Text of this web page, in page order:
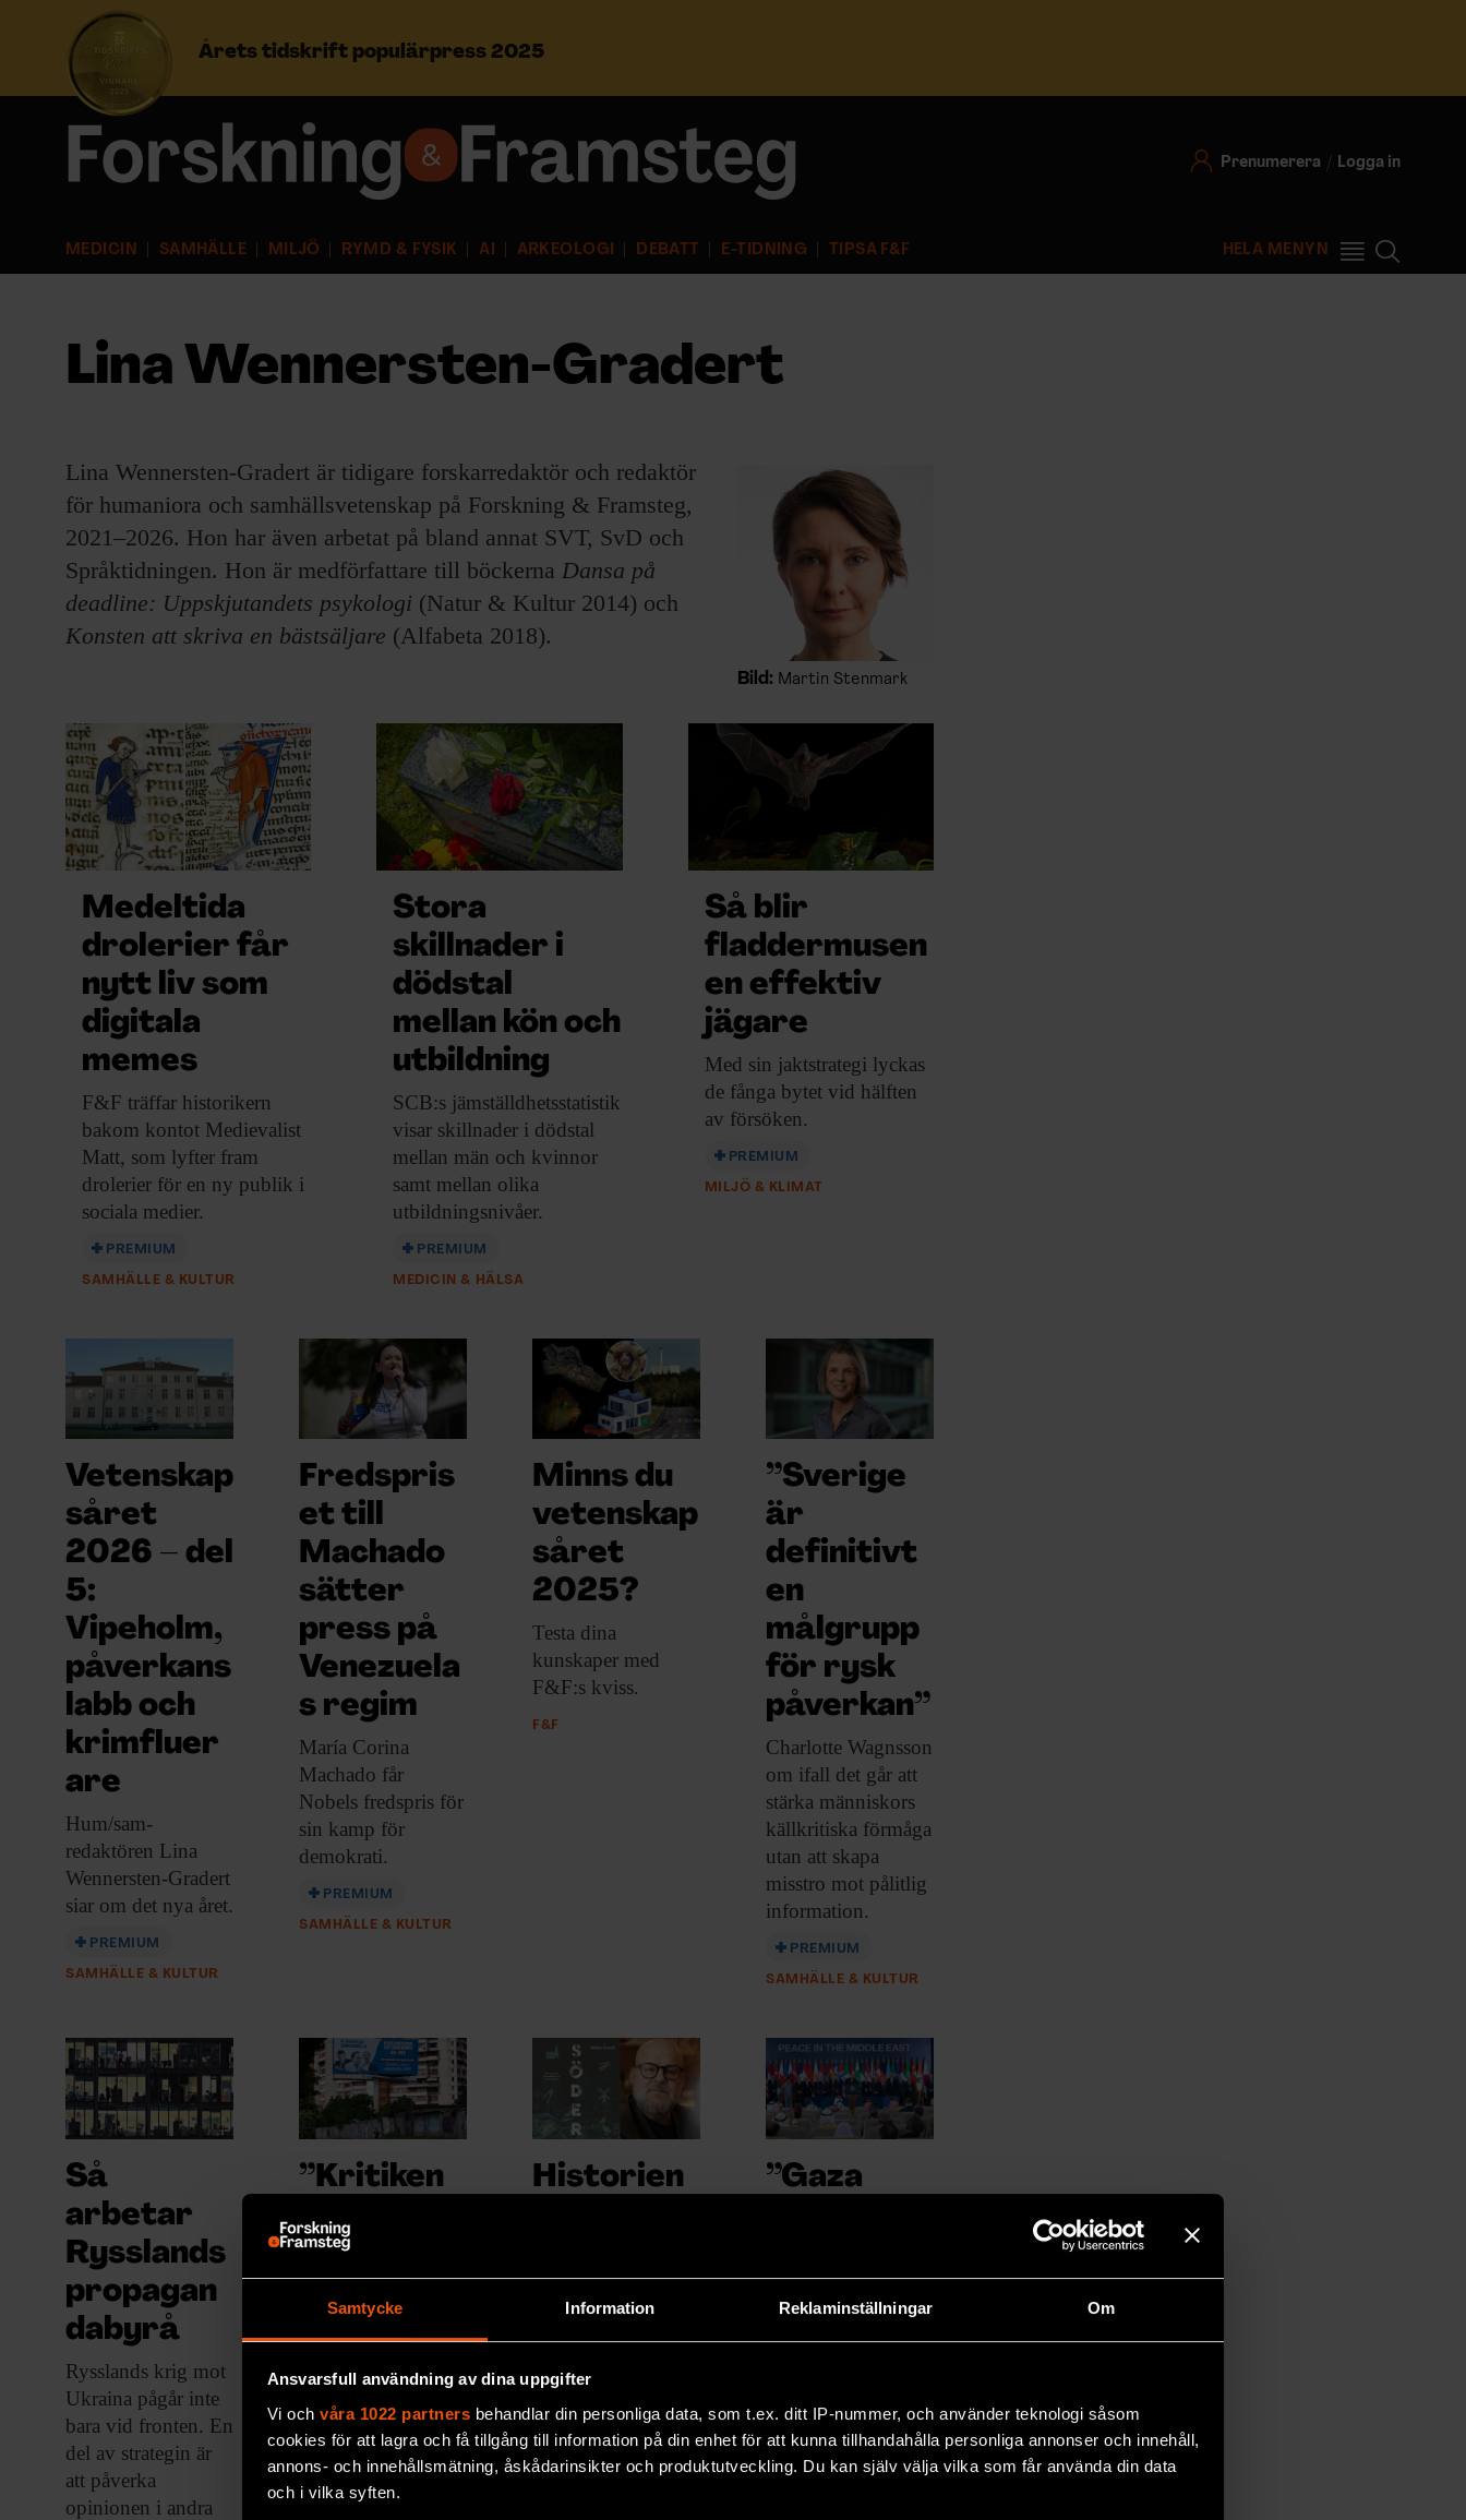
Samtycke Information Reklaminställningar Om
Ansvarsfull användning av dina uppgifter
Vi och våra 1022 partners behandlar din personliga data, som t.ex. ditt IP-nummer, och använder teknologi såsom
cookies för att lagra och få tillgång till information på din enhet för att kunna tillhandahålla personliga annonser och innehåll,
annons- och innehållsmätning, åskådarinsikter och produktutveckling. Du kan själv välja vilka som får använda din data
och i vilka syften.
Årets tidskrift populärpress 2025
Prenumerera Logga in
MEDICIN SAMHÄLLE MILJÖ RYMD & FYSIK AI ARKEOLOGI DEBATT E-TIDNING TIPSA F&F HELA MENYN
r
Prenumerera
NYHETSBREV
ARKIV & E-TIDNING
EVENEMANG & RESOR
SHOP
KONTAKTA F&F
PRENUMERERA PÅ F&F
ANNONSERA I F&F
OM F&F
Lina Wennersten-Gradert
Bild: Martin Stenmark
Lina Wennersten-Gradert är tidigare forskarredaktör och redaktör
för humaniora och samhällsvetenskap på Forskning & Framsteg,
2021–2026. Hon har även arbetat på bland annat SVT, SvD och
Språktidningen. Hon är medförfattare till böckerna Dansa på
deadline: Uppskjutandets psykologi (Natur & Kultur 2014) och
Konsten att skriva en bästsäljare (Alfabeta 2018).
Medeltida
drolerier får
nytt liv som
digitala
memes
F&F träffar historikern
bakom kontot Medievalist
Matt, som lyfter fram
drolerier för en ny publik i
sociala medier.
PREMIUM
SAMHÄLLE & KULTUR
Stora
skillnader i
dödstal
mellan kön och
utbildning
SCB:s jämställdhetsstatistik
visar skillnader i dödstal
mellan män och kvinnor
samt mellan olika
utbildningsnivåer.
PREMIUM
MEDICIN & HÄLSA
Så blir
fladdermusen
en effektiv
jägare
Med sin jaktstrategi lyckas
de fånga bytet vid hälften
av försöken.
PREMIUM
MILJÖ & KLIMAT
Vetenskap
såret
2026 – del
5:
Vipeholm,
påverkans
labb och
krimfluer
are
Hum/sam-
redaktören Lina
Wennersten-Gradert
siar om det nya året.
PREMIUM
SAMHÄLLE & KULTUR
Fredspris
et till
Machado
sätter
press på
Venezuela
s regim
María Corina
Machado får
Nobels fredspris för
sin kamp för
demokrati.
PREMIUM
SAMHÄLLE & KULTUR
Minns du
vetenskap
såret
2025?
Testa dina
kunskaper med
F&F:s kviss.
F&F
”Sverige
är
definitivt
en
målgrupp
för rysk
påverkan”
Charlotte Wagnsson
om ifall det går att
stärka människors
källkritiska förmåga
utan att skapa
misstro mot pålitlig
information.
PREMIUM
SAMHÄLLE & KULTUR
Så
arbetar
Rysslands
propagan
dabyrå
Rysslands krig mot
Ukraina pågår inte
bara vid fronten. En
del av strategin är
att påverka
opinionen i andra
”Kritiken
mot
fredspris
måste
nyanseras
”
Årets fredspris har
ifrågasatts – men
fredsforskaren
Historien
modernisering,
svensk
bostadspolitik och
stadsplanering.
”Gaza
men vägen till en
hållbar fred är
fortfarande oklar. –